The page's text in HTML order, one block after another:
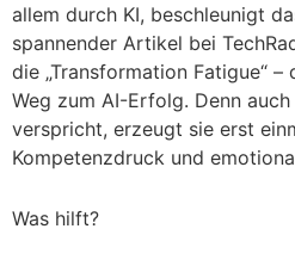
allem durch KI, beschleunigt
spannender Artikel bei
die „Transformation Fatigue“
Weg zum AI-Erfolg. Denn
verspricht, erzeugt sie erst
Kompetenzdruck und
Was hilft?